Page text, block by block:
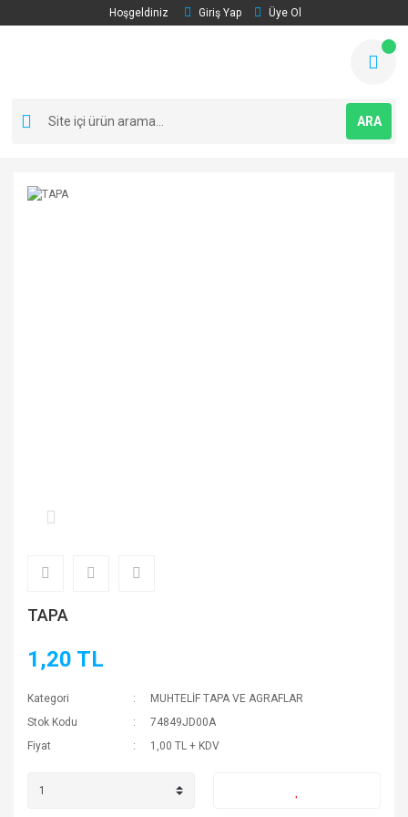
Hoşgeldiniz Giriş Yap Üye Ol
ARA
TAPA
1,20 TL
Kategori
MUHTELİF TAPA VE AGRAFLAR
Stok Kodu
74849JD00A
Fiyat
1,00 TL + KDV